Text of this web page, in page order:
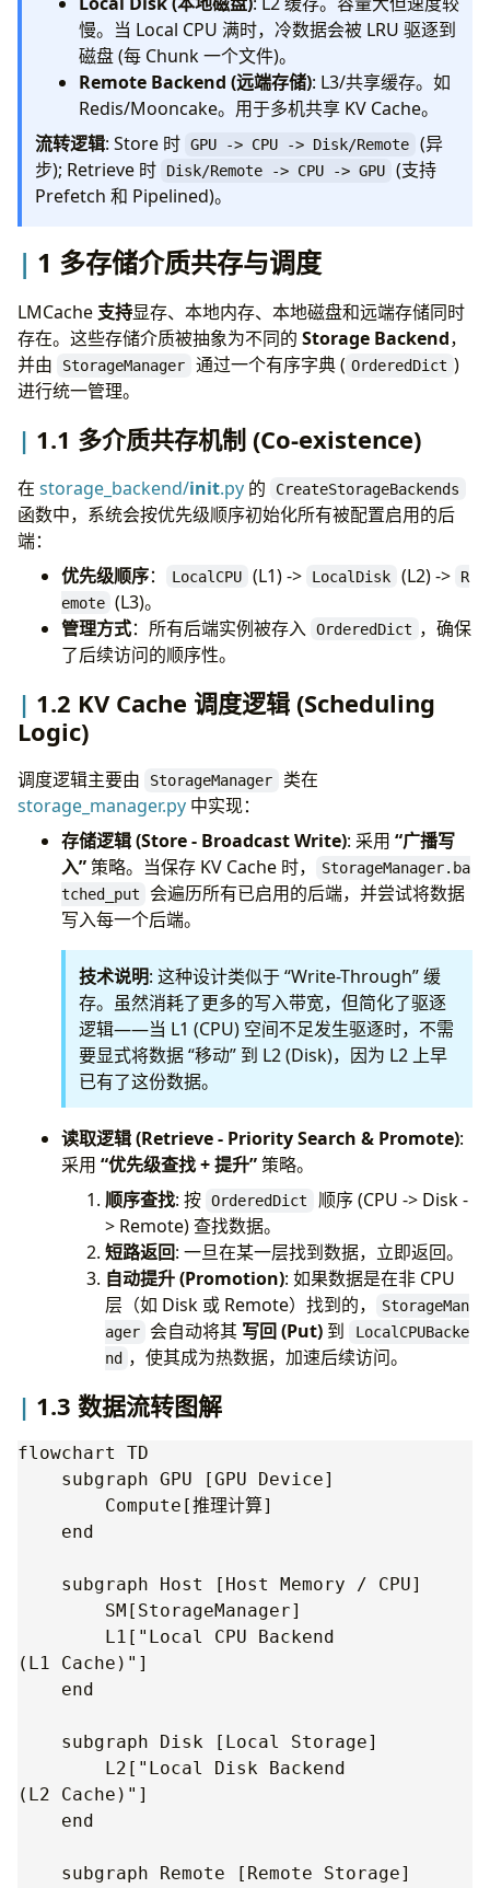
6. 配置系统详解 (Configuration System)
6.1 配置加载流程
6.2 配置结构与代码实现
6.2.1 动态生成配置类 (Code View)
6. 核心配置
6.1 数据切分粒度: chunk_size
6.1.1 核心机制
6.2 本地缓存控制: local_cpu
6.2.2 分布式场景下的行为
6.2.3 验证方法
6.3 本地磁盘配置: local_disk
6.3.1 配置方法
6.3.3 验证方法
Reference)
配置方式
Lazy Memory Allocator Configurations (懒加
载内存配置)
Cache Blending Configurations (混合缓存配
置)
享配置)
Controller Configurations (控制器配置)
离配置)
P2P Backend Configurations
Nixl Storage Configurations
Additional Storage Configurations
Internal API Server Configurations
Plugin Configurations
级与实验性配置)
慢。当 Local CPU 满时，冷数据会被 LRU 驱逐到
磁盘 (每 Chunk 一个文件)。
Remote Backend (远端存储): L3/共享缓存。如
Redis/Mooncake。用于多机共享 KV Cache。
流转逻辑: Store 时 GPU -> CPU -> Disk/Remote
(异
步); Retrieve 时
Disk/Remote -> CPU -> GPU
(支持
Prefetch 和 Pipelined)。
1 多存储介质共存与调度
LMCache 支持显存、本地内存、本地磁盘和远端存储同时
存在。这些存储介质被抽象为不同的 Storage Backend，
并由
StorageManager 通过一个有序字典 ( OrderedDict )
进行统一管理。
1.1 多介质共存机制 (Co-existence)
在 storage_backend/init.py 的 CreateStorageBackends
函数中，系统会按优先级顺序初始化所有被配置启用的后
端：
优先级顺序： LocalCPU (L1) -> LocalDisk (L2) ->
R
emote (L3)。
管理方式：所有后端实例被存入 OrderedDict ，确保
了后续访问的顺序性。
1.2 KV Cache 调度逻辑 (Scheduling
Logic)
调度逻辑主要由 StorageManager
类在
storage_manager.py 中实现：
存储逻辑 (Store - Broadcast Write): 采用 “广播写
入”策略。当保存 KV Cache 时，
StorageManager.ba
tched_put
会遍历所有已启用的后端，并尝试将数据
写入每一个后端。
技术说明: 这种设计类似于 “Write-Through” 缓
存。虽然消耗了更多的写入带宽，但简化了驱逐
逻辑——当 L1 (CPU) 空间不足发生驱逐时，不需
要显式将数据 “移动” 到 L2 (Disk)，因为 L2 上早
已有了这份数据。
读取逻辑 (Retrieve - Priority Search & Promote):
采用 “优先级查找 + 提升”策略。
顺序查找: 按 OrderedDict
顺序 (CPU -> Disk -
> Remote) 查找数据。
短路返回: 一旦在某一层找到数据，立即返回。
自动提升 (Promotion): 如果数据是在非 CPU
层（如 Disk 或 Remote）找到的，
StorageMan
ager
会自动将其 写回 (Put) 到
LocalCPUBacke
nd ，使其成为热数据，加速后续访问。
1.3 数据流转图解
flowchart TD
    subgraph GPU [GPU Device]
        Compute[推理计算]
    end
    subgraph Host [Host Memory / CPU]
        SM[StorageManager]
        L1["Local CPU Backend
(L1 Cache)"]
    end
    subgraph Disk [Local Storage]
        L2["Local Disk Backend
(L2 Cache)"]
    end
    subgraph Remote [Remote Storage]